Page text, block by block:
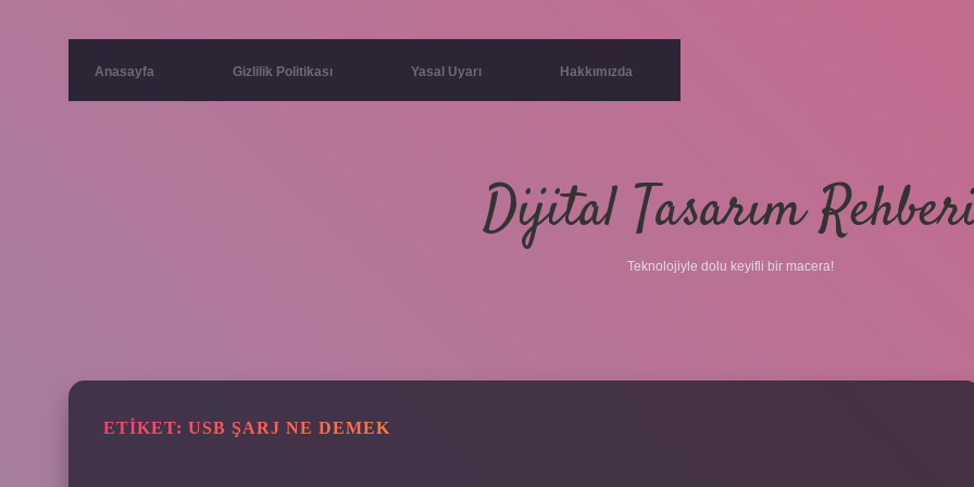
Anasayfa Gizlilik Politikası Yasal Uyarı Hakkımızda
Dijital Tasarım
Teknolojiyle dolu keyifli bir macera!
ETIKET: USB ŞARJ NE DEMEK